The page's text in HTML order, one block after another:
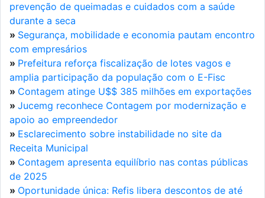
prevenção de queimadas e cuidados com a saúde
durante a seca
» Segurança, mobilidade e economia pautam encontro
com empresários
» Prefeitura reforça fiscalização de lotes vagos e
amplia participação da população com o E-Fisc
» Contagem atinge U$$ 385 milhões em exportações
» Jucemg reconhece Contagem por modernização e
apoio ao empreendedor
» Esclarecimento sobre instabilidade no site da
Receita Municipal
» Contagem apresenta equilíbrio nas contas públicas
de 2025
» Oportunidade única: Refis libera descontos de até